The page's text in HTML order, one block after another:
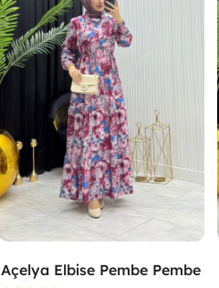
Açelya Elbise Pembe Pembe